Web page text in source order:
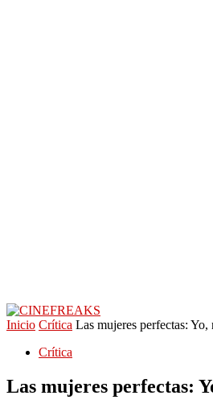
Inicio Crítica Las mujeres perfectas: Yo,
Crítica
Las mujeres perfectas: